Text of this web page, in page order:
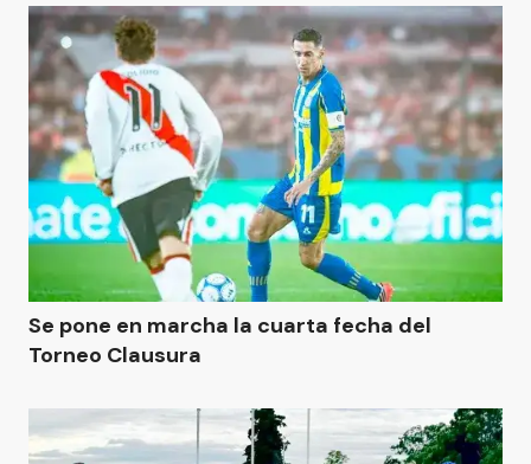
Se pone en marcha la cuarta fecha del
Torneo Clausura